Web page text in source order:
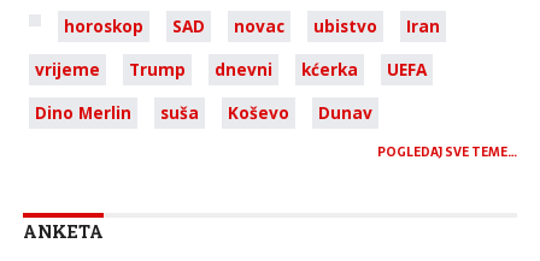
horoskop SAD novac ubistvo
Iran
vrijeme
Trump dnevni kćerka
UEFA
Dino Merlin
suša Koševo Dunav
POGLEDAJ SVE TEME…
ANKETA